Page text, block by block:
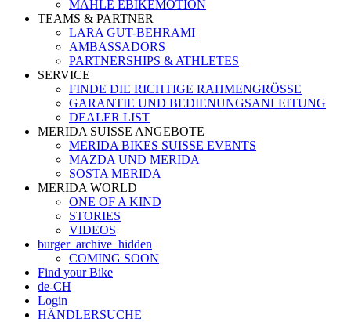
MAHLE EBIKEMOTION
TEAMS & PARTNER
LARA GUT-BEHRAMI
AMBASSADORS
PARTNERSHIPS & ATHLETES
SERVICE
FINDE DIE RICHTIGE RAHMENGRÖSSE
GARANTIE UND BEDIENUNGSANLEITUNG
DEALER LIST
MERIDA SUISSE ANGEBOTE
MERIDA BIKES SUISSE EVENTS
MAZDA UND MERIDA
SOSTA MERIDA
MERIDA WORLD
ONE OF A KIND
STORIES
VIDEOS
burger_archive_hidden
COMING SOON
Find your Bike
de-CH
Login
HÄNDLERSUCHE